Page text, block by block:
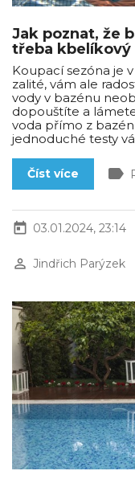
Jak poznat, že
třeba
Koupací sezóna je
zalité, vám ale
vody v bazénu
dopouštíte a
voda přímo z
jednoduché testy
Číst více label
today 03.01.2024, 23:14
perm_identity Jindřich Parýzek